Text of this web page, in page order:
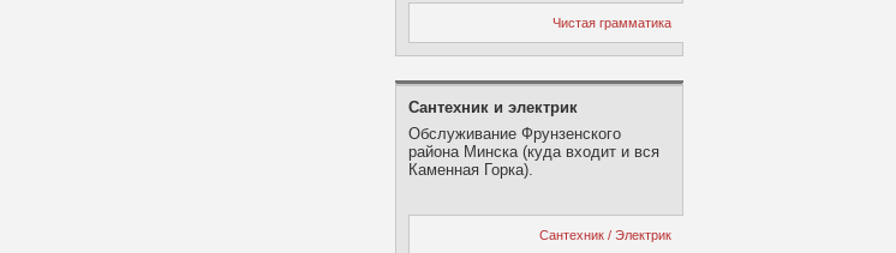
Чистая грамматика
Сантехник и электрик
Обслуживание Фрунзенского
района Минска (куда входит и вся
Каменная Горка).
Сантехник / Электрик